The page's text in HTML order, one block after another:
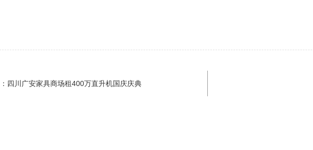
四川广安家具商场租400万直升机国庆庆典